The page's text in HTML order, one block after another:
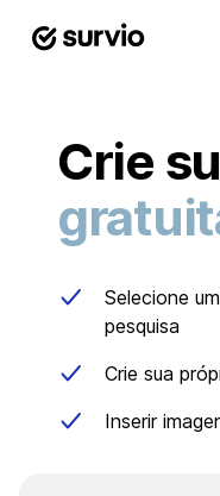
Crie
Selecione
pesquisa
Crie sua
Inserir